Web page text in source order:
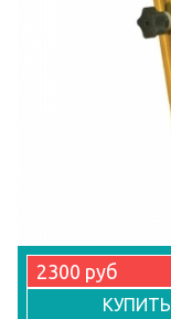
2300 руб
КУПИТЬ